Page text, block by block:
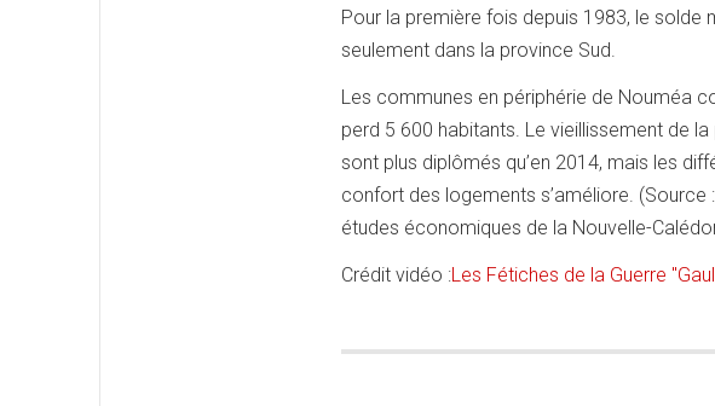
Pour la première fois depuis 1983, le
seulement dans la province Sud.
Les communes en périphérie de Nouméa
perd 5 600 habitants. Le vieillissement de
sont plus diplômés qu’en 2014, mais les
confort des logements s’améliore.
études économiques de la Nouvelle-
Crédit vidéo :Les Fétiches de la Guerre